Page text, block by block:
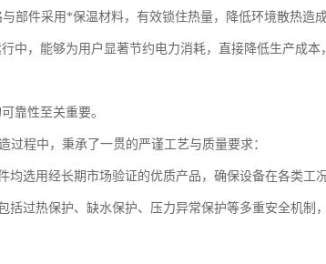
部件采用*保温材料，有效锁住热量，降低环境散热造
中，能够为用户显著节约电力消耗，直接降低生产成
靠性至关重要。
过程中，秉承了一贯的严谨工艺与质量要求：
均选用经长期市场验证的优质产品，确保设备在各类工
括过热保护、缺水保护、压力异常保护等多重安全机制